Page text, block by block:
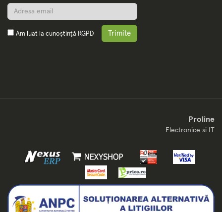
Am luat la cunoștință RGPD Trimite
Proline
Electronice si IT